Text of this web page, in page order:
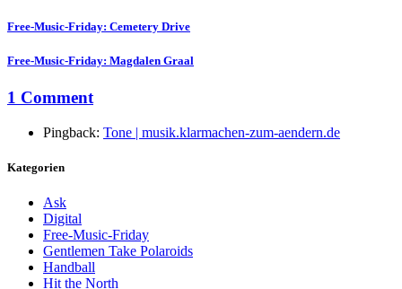
Free-Music-Friday: Cemetery Drive
Free-Music-Friday: Magdalen Graal
1 Comment
Pingback: Tone | musik.klarmachen-zum-aendern.de
Kategorien
Ask
Digital
Free-Music-Friday
Gentlemen Take Polaroids
Handball
Hit the North